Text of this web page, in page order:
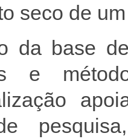
seco de
da base
e